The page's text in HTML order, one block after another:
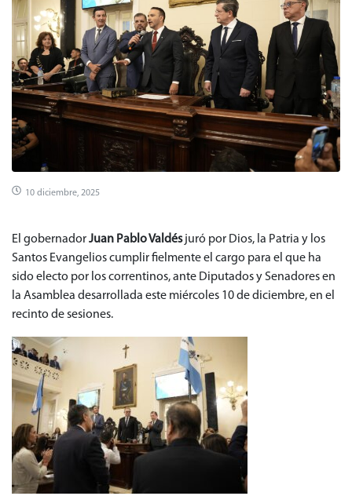
10 diciembre, 2025
El gobernadorJuan Pablo Valdésjuró por Dios, la Patria y los
Santos Evangelios cumplir fielmente el cargo para el que ha
sido electo por los correntinos, ante Diputados y Senadores en
la Asamblea desarrollada este miércoles 10 de diciembre, en el
recinto de sesiones.